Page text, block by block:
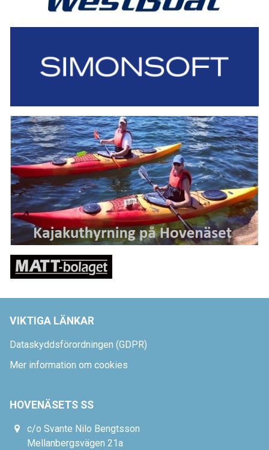
VIKTIGA LÄNKAR
Dataskyddsförordningen (GDPR)
Mer information om cookies
HOVENÄSETS SS
c/o Svante Nilo Bengtsson
Mellanbergsvägen 21a